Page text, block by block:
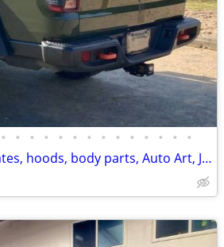
• • • • • • • • • • • • • •
Gladiator bed, tailgates, hoods, body parts, Auto Art, Jeeps & trucks